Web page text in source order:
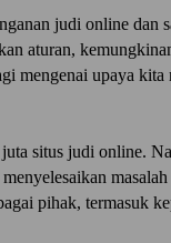
judi online dan
aturan,
mengenai upaya kita
situs judi online.
masalah
pihak, termasuk